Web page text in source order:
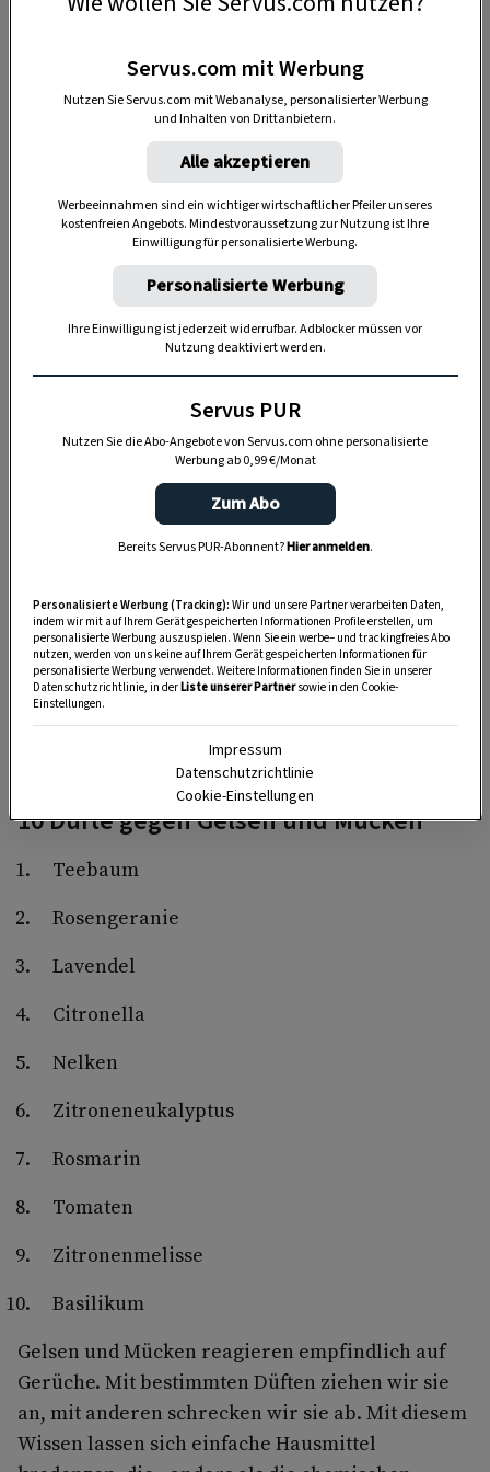
einfach als Pflanzen im Garten oder auf dem
Fensterbrett verbreiten sie gute Aromen und
schaffen eine natürliche Abwehr gegen Gelsen
„Servus Garten“ auf WhatsApp
Nutzen Sie WhatsApp auf Ihrem Handy und lieben es, auf
Tipps und Tricks für Garten, Terrasse, Balkon- und
Zimmerpflanzen.
10 Düfte gegen Gelsen und Mücken
Teebaum
Rosengeranie
Lavendel
Citronella
Nelken
Zitroneneukalyptus
Rosmarin
Tomaten
Zitronenmelisse
Basilikum
Gelsen und Mücken reagieren empfindlich auf
Gerüche. Mit bestimmten Düften ziehen wir sie
an, mit anderen schrecken wir sie ab. Mit diesem
Wissen lassen sich einfache Hausmittel
Servus.com mit Werbung
Nutzen Sie Servus.com mit Webanalyse, personalisierter Werbung
und Inhalten von Drittanbietern.
Alle akzeptieren
Werbeeinnahmen sind ein wichtiger wirtschaftlicher Pfeiler unseres
kostenfreien Angebots. Mindestvoraussetzung zur Nutzung ist Ihre
Einwilligung für personalisierte Werbung.
Personalisierte Werbung
Ihre Einwilligung ist jederzeit widerrufbar. Adblocker müssen vor
Nutzung deaktiviert werden.
Servus PUR
Nutzen Sie die Abo-Angebote von Servus.com ohne personalisierte
Werbung ab 0,99 €/Monat
Zum Abo
Bereits Servus PUR-Abonnent?Hier anmelden.
Personalisierte Werbung (Tracking): Wir und unsere Partner verarbeiten Daten,
indem wir mit auf Ihrem Gerät gespeicherten Informationen Profile erstellen, um
personalisierte Werbung auszuspielen. Wenn Sie ein werbe– und trackingfreies Abo
nutzen, werden von uns keine auf Ihrem Gerät gespeicherten Informationen für
personalisierte Werbung verwendet. Weitere Informationen finden Sie in unserer
Datenschutzrichtlinie, in derListe unserer Partnersowie in den Cookie-
Einstellungen.
Impressum
Datenschutzrichtlinie
Cookie-Einstellungen